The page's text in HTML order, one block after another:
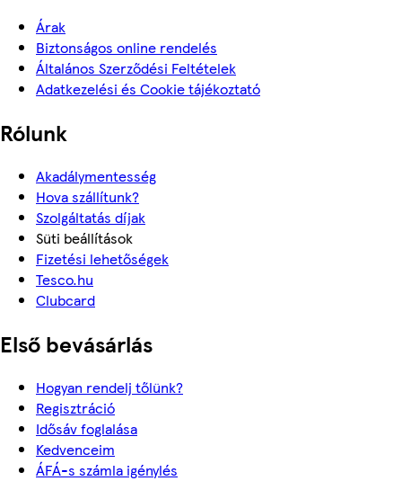
Árak
Biztonságos online rendelés
Általános Szerződési Feltételek
Adatkezelési és Cookie tájékoztató
Rólunk
Akadálymentesség
Hova szállítunk?
Szolgáltatás díjak
Süti beállítások
Fizetési lehetőségek
Tesco.hu
Clubcard
Első bevásárlás
Hogyan rendelj tőlünk?
Regisztráció
Idősáv foglalása
Kedvenceim
ÁFÁ-s számla igénylés